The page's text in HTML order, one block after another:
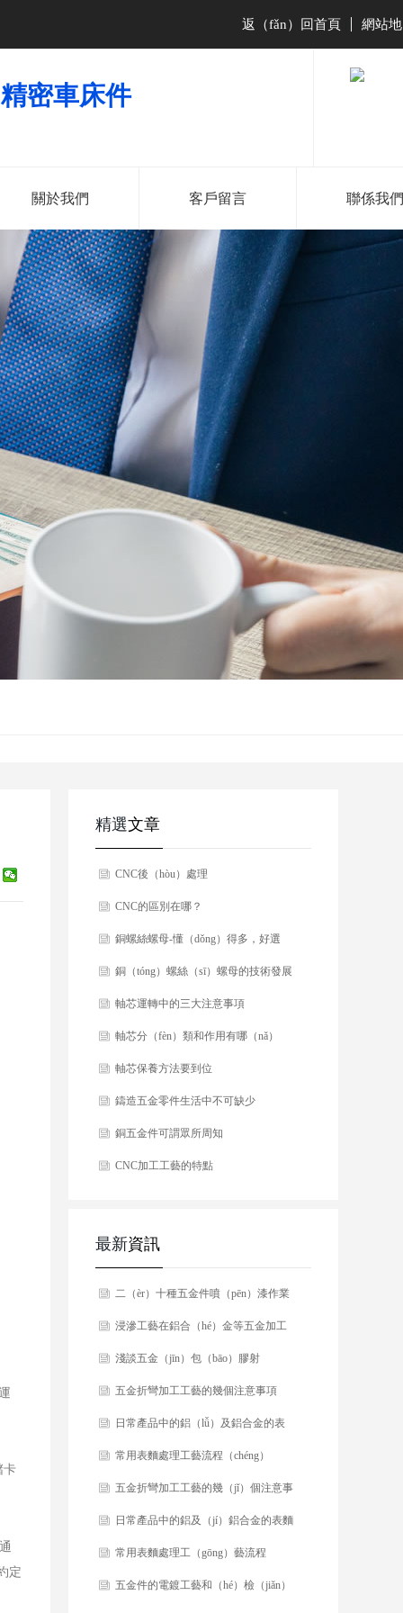
返（fǎn）回首頁 網站
精密車床件
181-
138-2527-
關於我們 客戶留言 聯係我們
卡
定
精選文章
CNC後（hòu）處理
CNC的區別在哪？
銅螺絲螺母-懂（dǒng）得多，好選
（xuǎn）擇！
銅（tóng）螺絲（sī）螺母的技術發展
軸芯運轉中的三大注意事項
軸芯分（fèn）類和作用有哪（nǎ）
些？
軸芯保養方法要到位
鑄造五金零件生活中不可缺少
銅五金件可謂眾所周知
CNC加工工藝的特點
最新資訊
​二（èr）十種五金件噴（pēn）漆作業
中（zhōng）常見的缺陷及（jí）處
（chù）理方法！
​浸滲工藝在鋁合（hé）金等五金加工
中的應用
​​淺談五金（jīn）包（bāo）膠射
（shè）粘加（jiā）工工藝
​五金折彎加工工藝的幾個注意事項
​日常產品中的鋁（lǚ）及鋁合金的表
麵加工工藝（yì）
​常用表麵處理工藝流程（chéng）
​五金折彎加工工藝的幾（jǐ）個注意事
項
​​日常產品中的鋁及（jí）鋁合金的表麵
（miàn）加工工藝
​​常用表麵處理工（gōng）藝流程
​五金件的電鍍工藝和（hé）檢（jiǎn）